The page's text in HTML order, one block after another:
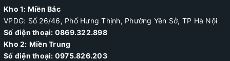
Kho 1: Miền Bắc
VPDG: Số 26/46, Phố Hưng Thịnh, Phường Yên Sở, TP Hà Nội
Số điện thoại: 0869.322.898
Kho 2: Miền Trung
Số điện thoại: 0975.826.203